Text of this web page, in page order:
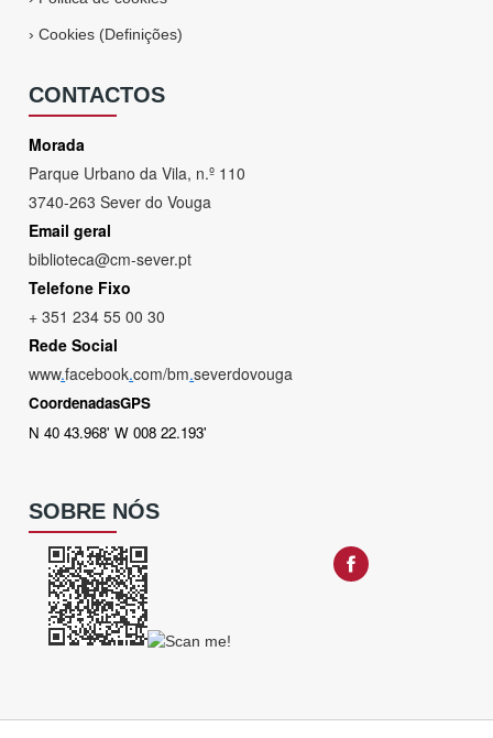
›Cookies (Definições)
CONTACTOS
Morada
Parque Urbano da Vila, n.º 110
3740-263 Sever do Vouga
Email geral
biblioteca@cm-sever.pt
Telefone Fixo
+ 351 234 55 00 30
Rede Social
www.facebook.com/bm.severdovouga
CoordenadasGPS
N 40 43.968' W 008 22.193'
SOBRE NÓS